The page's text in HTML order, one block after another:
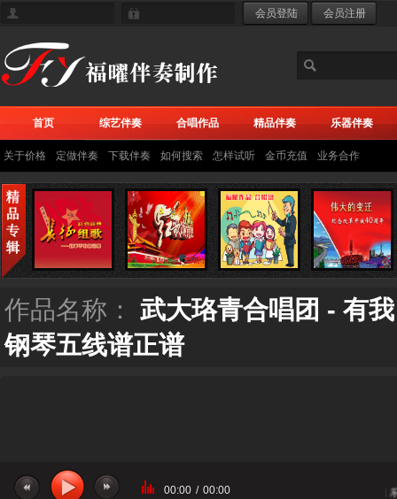
首页 综艺伴奏 合唱作品 精品伴奏 乐器伴奏
关于价格 定做伴奏 下载伴奏 如何搜索 怎样试听 金币充值 业务合作
作品名称： 武大珞青合唱团 - 有
钢琴五线谱正谱
当前曲目：武大珞青合唱团 - 有我 乐
00:00 / 00:00